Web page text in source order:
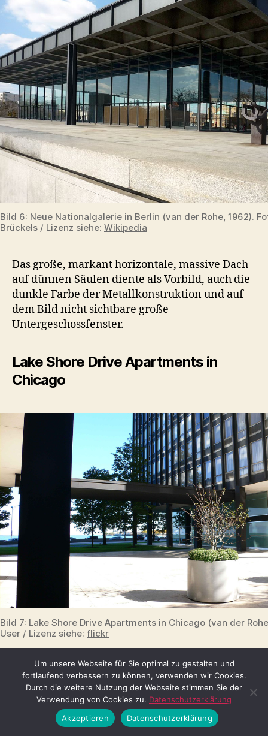
Bild 6: Neue Nationalgalerie in Berlin (van der Rohe, 1962).
Brückels / Lizenz siehe: Wikipedia
Das große, markant horizontale, massive Dach
auf dünnen Säulen diente als Vorbild, auch die
dunkle Farbe der Metallkonstruktion und auf
dem Bild nicht sichtbare große
Untergeschossfenster.
Lake Shore Drive Apartments in
Chicago
Bild 7: Lake Shore Drive Apartments in Chicago (van der
User / Lizenz siehe: flickr
Die Gestaltung der offenen
Erdgeschossbereiche war hier das Vorbild, mit
der peniblen und streng geregelten
Detailgestaltung. Auch die schmalen
Bedachungen sah man um den Platz des Plett-
Um unsere Webseite für Sie optimal zu gestalten und
fortlaufend verbessern zu können, verwenden wir Cookies.
Durch die weitere Nutzung der Webseite stimmen Sie der
Verwendung von Cookies zu. Datenschutzerklärung
Akzeptieren
Datenschutzerklärung